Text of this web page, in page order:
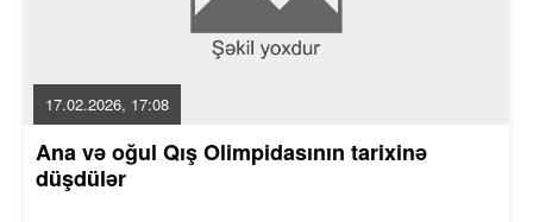
17.02.2026, 17:08
Ana və oğul Qış Olimpidasının tarixinə
düşdülər